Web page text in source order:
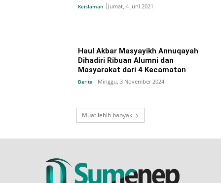
Keislaman Jumat, 4 Juni 2021
Haul Akbar Masyayikh Annuqayah
Dihadiri Ribuan Alumni dan
Masyarakat dari 4 Kecamatan
Berita Minggu, 3 November 2024
Muat lebih banyak